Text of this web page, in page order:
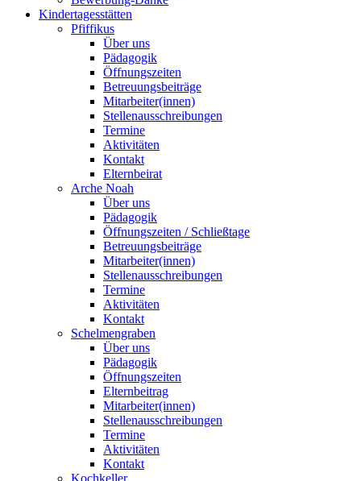
Kindertagesstätten
Pfiffikus
Über uns
Pädagogik
Öffnungszeiten
Betreuungsbeiträge
Mitarbeiter(innen)
Stellenausschreibungen
Termine
Aktivitäten
Kontakt
Elternbeirat
Arche Noah
Über uns
Pädagogik
Öffnungszeiten / Schließtage
Betreuungsbeiträge
Mitarbeiter(innen)
Stellenausschreibungen
Termine
Aktivitäten
Kontakt
Schelmengraben
Über uns
Pädagogik
Öffnungszeiten
Elternbeitrag
Mitarbeiter(innen)
Stellenausschreibungen
Termine
Aktivitäten
Kontakt
Kochkeller